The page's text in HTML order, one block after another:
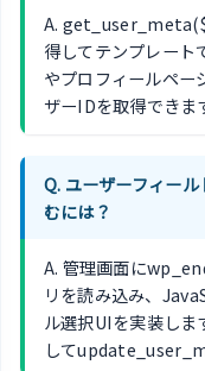
A.
得してテンプレート
やプロフィールペ
ザーIDを取得できま
Q. ユーザーフィー
むには？
A. 管理画面に
リを読み込み、
ル選択UIを実装し
して